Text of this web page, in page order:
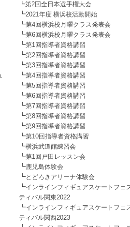
┗第2回全日本選手権大会
┗2021年度 横浜校活動開始
┗第4回横浜校月曜クラス発表会
┗第6回横浜校月曜クラス発表会
┗第1回指導者資格講習
┗第2回指導者資格講習
┗第3回指導者資格講習
┗第4回指導者資格講習
┗第5回指導者資格講習
┗第6回指導者資格講習
┗第7回指導者資格講習
┗第8回指導者資格講習
┗第9回指導者資格講習
┗第10回指導者資格講習
┗横浜武道館練習会
┗第1回戸田レッスン会
┗鹿児島体験会
┗とどろきアリーナ体験会
┗インラインフィギュアスケートフェ
ティバル関東2022
┗インラインフィギュアスケートフェ
ティバル関西2023